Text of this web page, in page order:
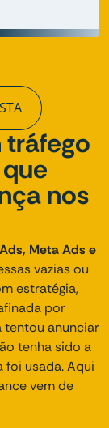
tráfego
nos
Meta Ads e
vazias ou
estratégia,
por
tentou anunciar
tenha sido a
usada. Aqui
vem de